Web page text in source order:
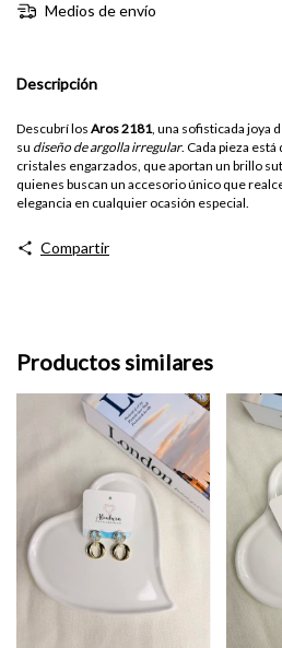
Medios de envío
Descripción
Descubrí los Aros 2181 , una sofisticada joya
su diseño de argolla irregular. Cada pieza
cristales engarzados, que aportan un brillo
quienes buscan un accesorio único que
elegancia en cualquier ocasión especial.
Compartir
Productos similares